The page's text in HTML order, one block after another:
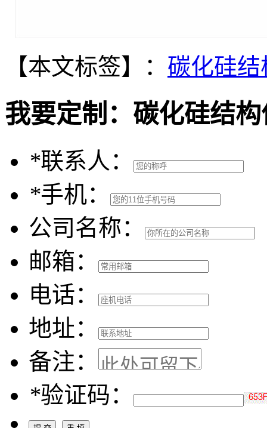
【本文标签】： 碳化硅结
我要定制： 碳化硅结构
*联系人：
*手机：
公司名称：
邮箱：
电话：
地址：
备注：
*验证码：